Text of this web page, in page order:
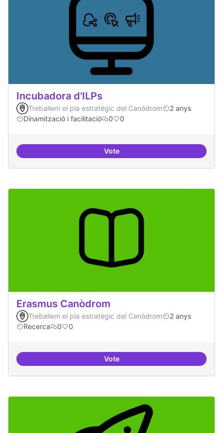
Incubadora d'ILPs
Treballem el pla estratègic del Canòdrom
2 anys
Dinamització i facilitació
0 0
VoteIncubadora d'ILPs
Erasmus Canòdrom
Treballem el pla estratègic del Canòdrom
2 anys
Recerca
0 0
VoteErasmus Canòdrom